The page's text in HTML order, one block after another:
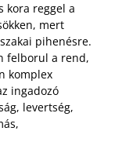
kora reggel a
mert
pihenésre.
felborul a rend,
komplex
ingadozó
levertség,